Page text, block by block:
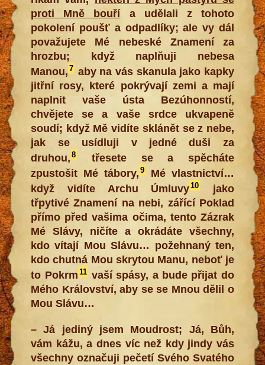
proti Mně bouřía udělali z tohoto
pokolení poušť a odpadlíky; ale vy dál
považujete Mé nebeské Znamení za
hrozbu; když naplňuji nebesa
Manou,7 aby na vás skanula jako kapky
jitřní rosy, které pokrývají zemi a mají
naplnit vaše ústa Bezúhonností,
chvějete se a vaše srdce ukvapeně
soudí; když Mě vidíte sklánět se z nebe,
jak se usídluji v jedné duši za
druhou,8
třesete se a spěcháte
zpustošit Mé tábory, 9Mé vlastnictví…
když vidíte Archu Úmluvy10
jako
třpytivé Znamení na nebi, zářící Poklad
přímo před vašima očima, tento Zázrak
Mé Slávy, ničíte a okrádáte všechny,
kdo vítají Mou Slávu… požehnaný ten,
kdo chutná Mou skrytou Manu, neboť je
to Pokrm 11vaší spásy, a bude přijat do
Mého Království, aby se se Mnou dělil o
Mou Slávu…
– Já jediný jsem Moudrost; Já, Bůh,
vám kážu, a dnes víc než kdy jindy vás
všechny označuji pečetí Svého Svatého